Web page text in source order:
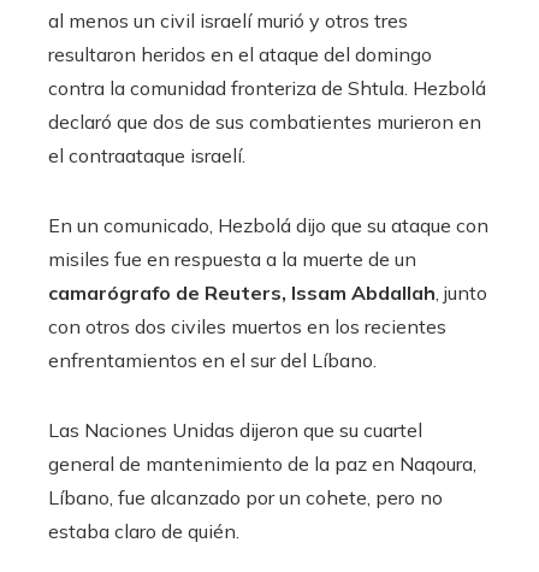
al menos un civil israelí murió y otros tres
resultaron heridos en el ataque del domingo
contra la comunidad fronteriza de Shtula. Hezbolá
declaró que dos de sus combatientes murieron en
el contraataque israelí.
En un comunicado, Hezbolá dijo que su ataque con
misiles fue en respuesta a la muerte de un
camarógrafo de Reuters, Issam Abdallah , junto
con otros dos civiles muertos en los recientes
enfrentamientos en el sur del Líbano.
Las Naciones Unidas dijeron que su cuartel
general de mantenimiento de la paz en Naqoura,
Líbano, fue alcanzado por un cohete, pero no
estaba claro de quién.